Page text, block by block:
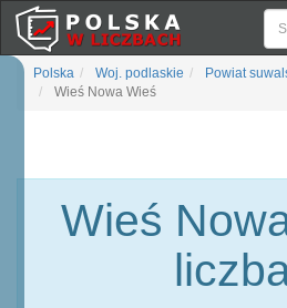
Polska Woj. podlaskie Powiat
Wieś Nowa Wieś
Wieś